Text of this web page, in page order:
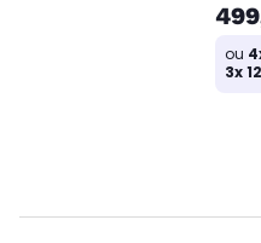
ou
3x